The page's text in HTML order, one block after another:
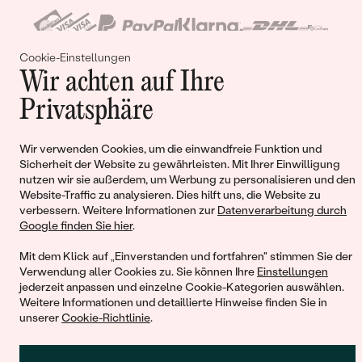
Cookie-Einstellungen
Wir achten auf Ihre
Privatsphäre
Wir verwenden Cookies, um die einwandfreie Funktion und
Sicherheit der Website zu gewährleisten. Mit Ihrer Einwilligung
nutzen wir sie außerdem, um Werbung zu personalisieren und den
Website-Traffic zu analysieren. Dies hilft uns, die Website zu
verbessern. Weitere Informationen zur Datenverarbeitung durch
Google finden Sie hier.
Mit dem Klick auf „Einverstanden und fortfahren" stimmen Sie der
Verwendung aller Cookies zu. Sie können Ihre Einstellungen
jederzeit anpassen und einzelne Cookie-Kategorien auswählen.
Weitere Informationen und detaillierte Hinweise finden Sie in
unsererCookie-Richtlinie.
Warum Schmuck bei Eppi einkaufen
Kombination von goldschmiedischer Handarbeit und
modernen Technologien. Ein Einkauf bei Eppi bietet Ihnen noch
weitere Vorteile
reparieren Ihren Schmuck selbst
Lebenslanger Service – Reinigung, Kontrolle der
Steinfassungen und Erneuerung der Rhodinierung 1×
jährlich kostenlos
120 Tage Rückgaberecht
Geschenkverpackung zu jedem Schmuckstück kostenlos
Kostenloser Versand
Wir fertigen unseren Schmuck auswiederverwerteten
Materialien
Warenkorb
Sie haben keinen Artikel im Warenkorb
WEITER EINKAUFEN